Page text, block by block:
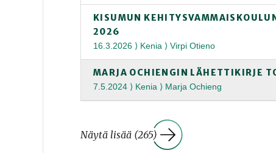
KISUMUN
2026
16.3.2026 ⟩ Kenia ⟩ Virpi Otieno
MARJA OCHIENGIN LÄHETTIKIRJE
7.5.2024 ⟩ Kenia ⟩ Marja Ochieng
Näytä lisää (265)